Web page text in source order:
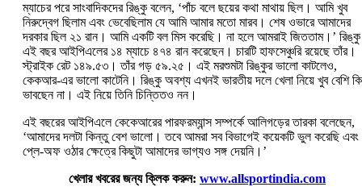
ম্যাচের পরে সাংবাদিকদের রিঙ্কু বলেন, ‘পাঁচ বলে ছয়ের কথা মাথায় ছিল। আমি খুব
নিরুদ্বেগ ছিলাম এবং ভেবেছিলাম যে আমি আমার মতো মারব। শেষ ওভারে আমাদের
দরকার ছিল ২১ রান। আমি একটি বল মিস করেছি। না হলে আমরাই জিততাম।’ রিঙ্কু
এই বছর আইপিএলের ১৪ ম্যাচে ৪৭৪ রান করেছেন। চারটি হাফসেঞ্চুরি রয়েছে তাঁর।
স্ট্রাইক রেট ১৪৯.৫৩। তাঁর গড় ৫৯.২৫। এই মরশুমটা রিঙ্কুর ভালো কাটলেও,
কেকআর-এর ভালো কাটেনি। রিঙ্কু অবশ্য এখনই ভারতীয় দলে খেলা নিয়ে খুব বেশি
ভাবছেন না। এই নিয়ে তিনি চিন্তিতও নন।
এই বছরের আইপিএলে কেকেআরের পারফরম্যান্স সম্পর্কে আলিগড়ের তারকা বলেছেন,
‘আমাদের দলটা কিন্তু বেশ ভালো। তবে আমরা সব বিভাগেই কয়েকটি ভুল করেছি এবং
প্লে-অফ ওঠার ক্ষেত্রে কিছুটা আমাদের ভাগ্যও সঙ্গ দেয়নি।’
খেলার খবরের জন্য ক্লিক করুন: www.allsportindia.com